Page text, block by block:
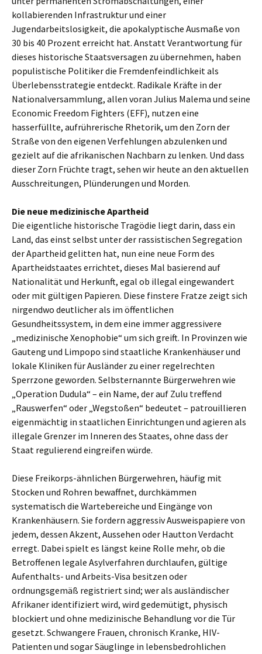
kollabierenden Infrastruktur und einer
Jugendarbeitslosigkeit, die apokalyptische Ausmaße von
30 bis 40 Prozent erreicht hat. Anstatt Verantwortung für
dieses historische Staatsversagen zu übernehmen, haben
populistische Politiker die Fremdenfeindlichkeit als
Überlebensstrategie entdeckt. Radikale Kräfte in der
Nationalversammlung, allen voran Julius Malema und seine
Economic Freedom Fighters (EFF), nutzen eine
hasserfüllte, aufrührerische Rhetorik, um den Zorn der
Straße von den eigenen Verfehlungen abzulenken und
gezielt auf die afrikanischen Nachbarn zu lenken. Und dass
dieser Zorn Früchte tragt, sehen wir heute an den aktuellen
Ausschreitungen, Plünderungen und Morden.
Die neue medizinische Apartheid
Die eigentliche historische Tragödie liegt darin, dass ein
Land, das einst selbst unter der rassistischen Segregation
der Apartheid gelitten hat, nun eine neue Form des
Apartheidstaates errichtet, dieses Mal basierend auf
Nationalität und Herkunft, egal ob illegal eingewandert
oder mit gültigen Papieren. Diese finstere Fratze zeigt sich
nirgendwo deutlicher als im öffentlichen
Gesundheitssystem, in dem eine immer aggressivere
„medizinische Xenophobie“ um sich greift. In Provinzen wie
Gauteng und Limpopo sind staatliche Krankenhäuser und
lokale Kliniken für Ausländer zu einer regelrechten
Sperrzone geworden. Selbsternannte Bürgerwehren wie
„Operation Dudula“ – ein Name, der auf Zulu treffend
„Rauswerfen“ oder „Wegstoßen“ bedeutet – patrouillieren
eigenmächtig in staatlichen Einrichtungen und agieren als
illegale Grenzer im Inneren des Staates, ohne dass der
Staat regulierend eingreifen würde.
Diese Freikorps-ähnlichen Bürgerwehren, häufig mit
Stocken und Rohren bewaffnet, durchkämmen
systematisch die Wartebereiche und Eingänge von
Krankenhäusern. Sie fordern aggressiv Ausweispapiere von
jedem, dessen Akzent, Aussehen oder Hautton Verdacht
erregt. Dabei spielt es längst keine Rolle mehr, ob die
Betroffenen legale Asylverfahren durchlaufen, gültige
Aufenthalts- und Arbeits-Visa besitzen oder
ordnungsgemäß registriert sind; wer als ausländischer
Afrikaner identifiziert wird, wird gedemütigt, physisch
blockiert und ohne medizinische Behandlung vor die Tür
gesetzt. Schwangere Frauen, chronisch Kranke, HIV-
Patienten und sogar Säuglinge in lebensbedrohlichen